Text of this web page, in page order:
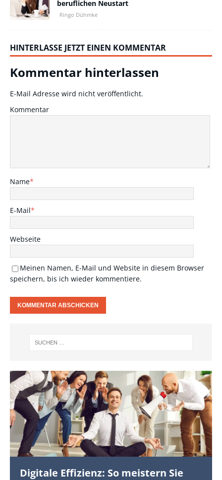
beruflichen Neustart
Ringo Dühmke
HINTERLASSE JETZT EINEN KOMMENTAR
Kommentar hinterlassen
E-Mail Adresse wird nicht veröffentlicht.
Kommentar
Name*
E-Mail*
Webseite
Meinen Namen, E-Mail und Website in diesem Browser
speichern, bis ich wieder kommentiere.
Digitale Effizienz: So meistern Sie